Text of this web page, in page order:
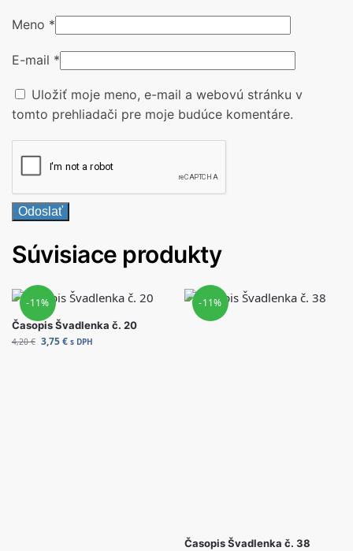
Meno *
E-mail *
Uložiť moje meno, e-mail a webovú stránku v
tomto prehliadači pre moje budúce komentáre.
Súvisiace produkty
-11%
Časopis Švadlenka č. 20
4,20€ 3,75€ s DPH
-11%
Časopis Švadlenka č. 38